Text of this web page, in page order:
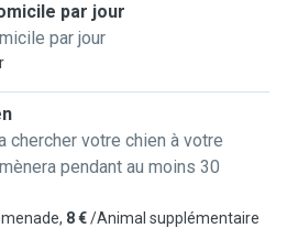
par jour
par jour
chercher votre chien à votre
pendant au moins 30
8 €/Animal supplémentaire